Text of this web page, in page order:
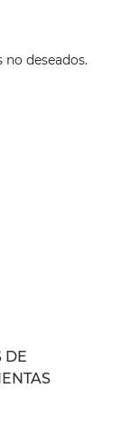
deseados.
DE